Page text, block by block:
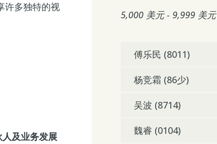
许多独特的视
及业务发展
5,000 美元 - 9,999 美元
傅乐民 (8011)
杨竞霜 (86少)
吴波 (8714)
魏睿 (0104)